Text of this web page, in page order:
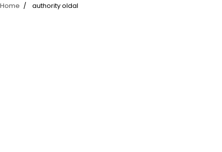
Home authority oldal